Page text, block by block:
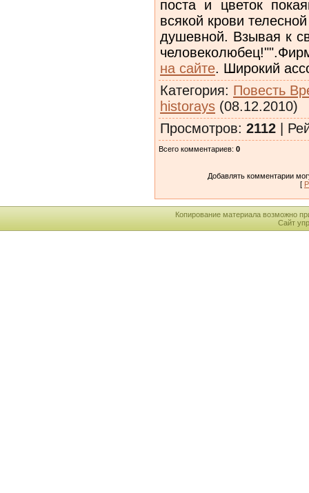
поста и цветок
всякой крови
душевной. Взывая к
на сайте. Широкий
Категория: Повесть
historays (08.12.2010)
Просмотров: 2112 |
Всего комментариев: 0
Добавлять комментарии
[
Копирование материала возможно
Сайт